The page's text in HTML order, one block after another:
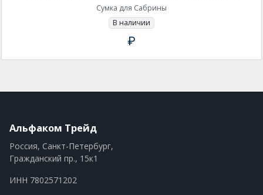
Сумка для Сабрины
В наличии
₽
Альфаком Трейд
Россия, Санкт-Петербург,
Гражданский пр., 15к1
ИНН 7802571202